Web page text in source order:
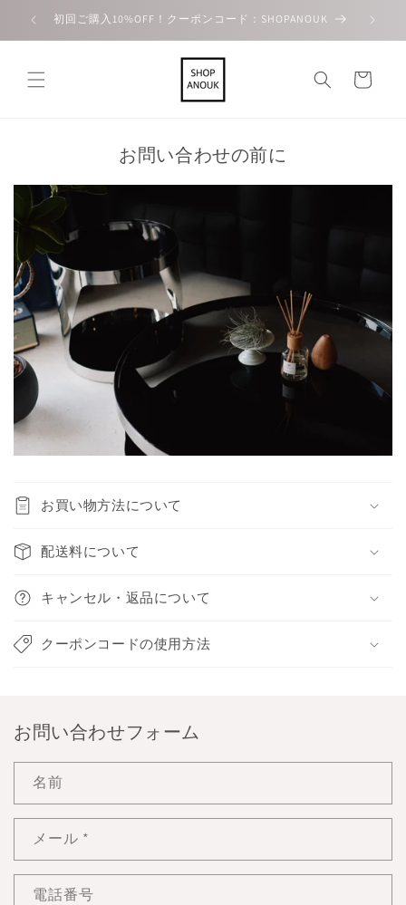
ンツに初回ご購入10%OFF！クーポンコード：SHOPANOUK
ー
お問い合わせの前に
お買い物方法について
配送料について
キャンセル・返品について
クーポンコードの使用方法
お問い合わせフォーム
名前
メール *
電話番号